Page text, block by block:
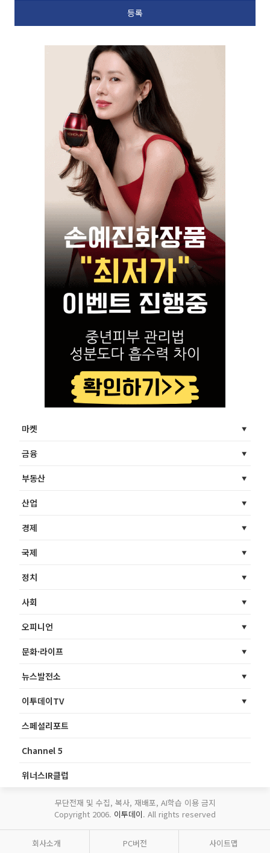
마켓
금융
부동산
산업
경제
국제
정치
사회
오피니언
문화·라이프
뉴스발전소
이투데이TV
스페셜리포트
Channel 5
위너스IR클럽
무단전재 및 수집, 복사, 재배포, AI학습 이용 금지
Copyright 2006. 이투데이. All rights reserved
회사소개 PC버전 사이트맵